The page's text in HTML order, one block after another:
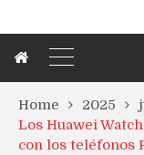
Home 2025
Los Huawei
con los teléfonos